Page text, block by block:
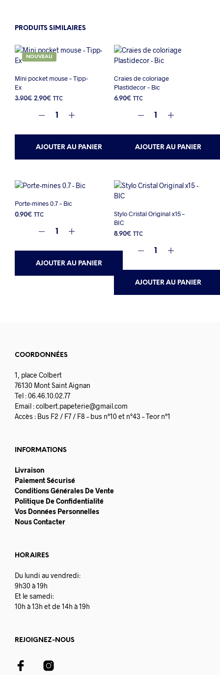
PRODUITS SIMILAIRES
NOUVEAU
Mini pocket mouse – Tipp-
Ex
3.90€ Le
initial
3.90€.
2.90€ Le
actuel
2.90€.
TTC
AJOUTER AU PANIER
Craies de coloriage
Plastidecor – Bic
6.90€ TTC
AJOUTER AU PANIER
Porte-mines 0.7 – Bic
0.90€ TTC
AJOUTER AU PANIER
Stylo Cristal Original x15 –
BIC
8.90€ TTC
AJOUTER AU PANIER
COORDONNÉES
1, place Colbert
76130 Mont Saint Aignan
Tel : 06.46.10.02.77
Email :colbert.papeterie@gmail.com
Accès : Bus F2 / F7 / F8 – bus n°10 et n°43 – Teor n°1
INFORMATIONS
Livraison
Paiement Sécurisé
Conditions Générales De Vente
Politique De Confidentialité
Vos Données Personnelles
Nous Contacter
HORAIRES
Du lundi au vendredi:
9h30 à 19h
Et le samedi:
10h à 13h et de 14h à 19h
REJOIGNEZ-NOUS